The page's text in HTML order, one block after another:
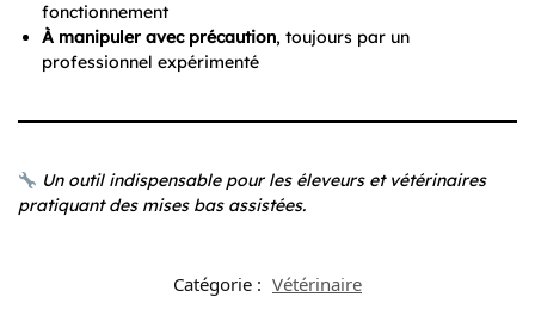
fonctionnement
À manipuler avec précaution, toujours par un
professionnel expérimenté
Un outil indispensable pour les éleveurs et vétérinaires
pratiquant des mises bas assistées.
Catégorie : Vétérinaire